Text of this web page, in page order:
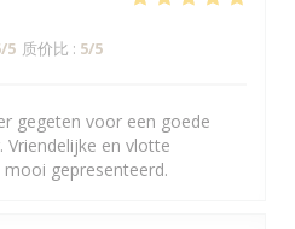
/5 质价比 : 5/5
gegeten voor een goede
Vriendelijke en vlotte
gepresenteerd.